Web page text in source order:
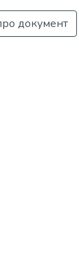
документ